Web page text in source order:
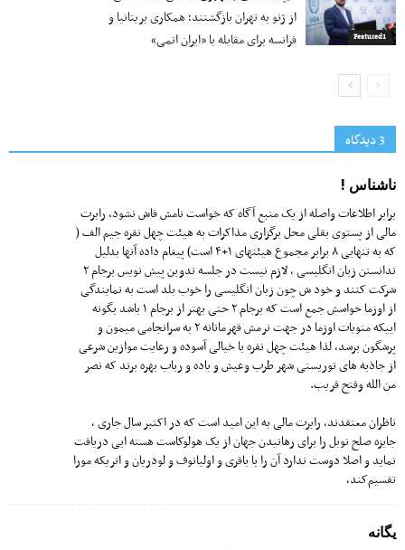
Featured1
از ژنو به تهران بازگشتند؛ همکاری بریتانیا و
فرانسه برای مقابله با «ایران اتمی»
3 دیدگاه‌
ناشناس !
برابر اطلاعات واصله از یک منبع آگاه که خواست نامش فاش نشود، رابرت
مالی از پستوی بقلی محل برگزاری مذاکرات به هیئت چهل نفره جیم الف (
که به تنهایی ۸ برابر مجموع هیئتهای ۱+۴ است) پیغام داده آنها بدلیل
ندانستن زبان انگلیسی ، لازم نیست در جلسه تدوین پیش نویس برجام ۲
شرکت کنند و خود ش چون زبان انگلیسی را خوب بلد است به نمایندگی
از اوزما حواسش جمع است که برجام ۲ حتی بهتر از برجام ۱ باشد بگونه
اییکه منویات اوزما در جهت نرمش قهرمانانه ۲ به سرانجامی میمون و
پرشگون برسد، لذا هیئت چهل نفره با خیالی آسوده و رعایت موازین شرعی
از جاذبه های توریستی شهر طرب و‌عیش و باده و رباب بهره برند که نصر
من الله و‌فتح قریب.
ناظران معتقدند، رابرت مالی به این امید است که در اکتبر سال جاری ،
جایزه صلح نوبل را برای رهانیدن جهان از یک هولوکاست هسته ایی دریافت
نماید و اصلا دوست ندارد آن را با باقری و اولیانوف و لودریان و انریکه مورا
تقسیم‌کند،
یگانه